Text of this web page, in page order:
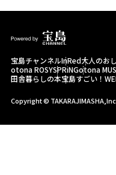
宝島チャンネルInRed大人のお
otona ROSYSPRiNGotona
田舎暮らしの本宝島すごい！
Copyright ©